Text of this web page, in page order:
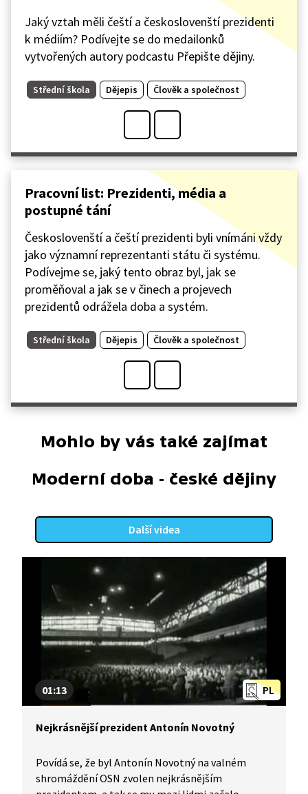
Jaký vztah měli čeští a českoslovenští prezidenti
k médiím? Podívejte se do medailonků
vytvořených autory podcastu Přepište dějiny.
Střední škola Dějepis Člověk a společnost
Pracovní list: Prezidenti, média a
postupné tání
Českoslovenští a čeští prezidenti byli vnímáni vždy
jako významní reprezentanti státu či systému.
Podívejme se, jaký tento obraz byl, jak se
proměňoval a jak se v činech a projevech
prezidentů odrážela doba a systém.
Střední škola Dějepis Člověk a společnost
Mohlo by vás také zajímat
Moderní doba - české dějiny
Další videa
PL
01:13
Nejkrásnější prezident Antonín Novotný
Povídá se, že byl Antonín Novotný na valném
shromáždění OSN zvolen nejkrásnějším